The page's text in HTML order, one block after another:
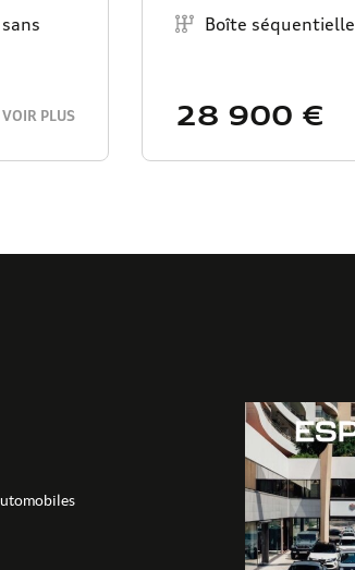
VOIR PLUS
Boîte de vitesse
Boîte séquentielle
28 900 €